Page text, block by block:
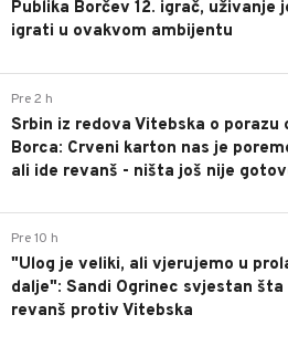
Publika Borčev 12. igrač, uživanje
igrati u ovakvom ambijentu
Pre 2 h
Srbin iz redova Vitebska o porazu
Borca: Crveni karton nas je
ali ide revanš - ništa još nije
Pre 10 h
"Ulog je veliki, ali vjerujemo u
dalje": Sandi Ogrinec svjestan šta
revanš protiv Vitebska